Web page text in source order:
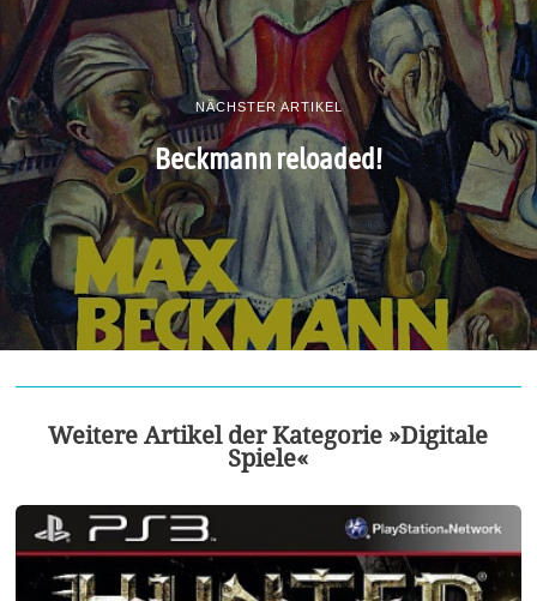
NÄCHSTER ARTIKEL
Beckmann reloaded!
Weitere Artikel der Kategorie »Digitale
Spiele«